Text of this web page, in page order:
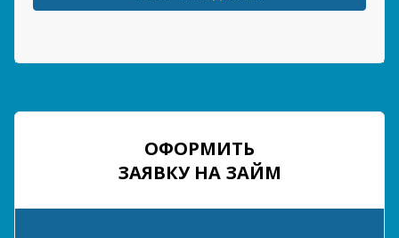
ОФОРМИТЬ
ЗАЯВКУ НА ЗАЙМ